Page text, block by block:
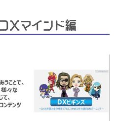
Ｘマインド編